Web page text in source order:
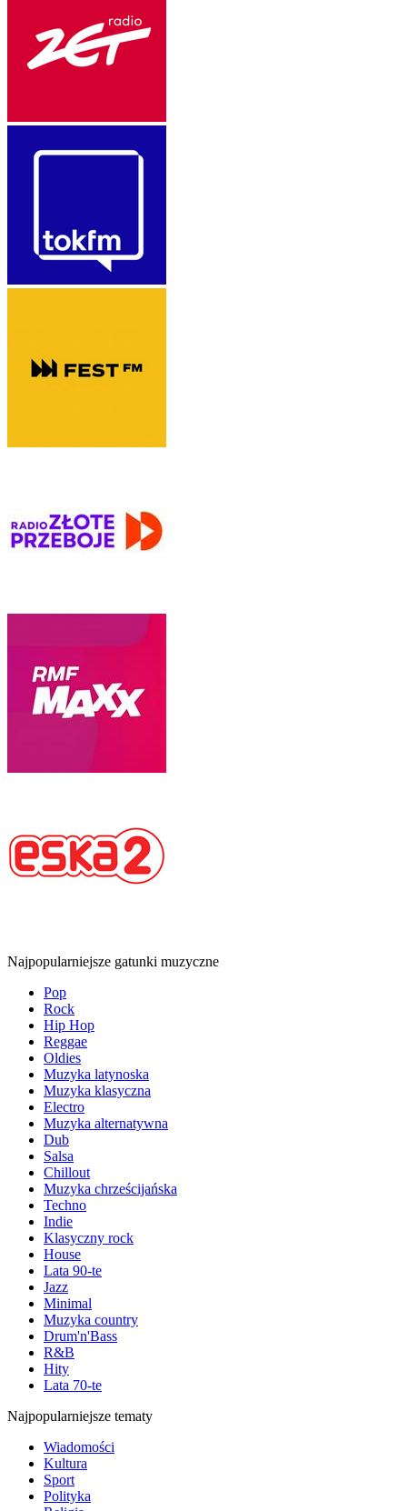
Najpopularniejsze gatunki muzyczne
Pop
Rock
Hip Hop
Reggae
Oldies
Muzyka latynoska
Muzyka klasyczna
Electro
Muzyka alternatywna
Dub
Salsa
Chillout
Muzyka chrześcijańska
Techno
Indie
Klasyczny rock
House
Lata 90-te
Jazz
Minimal
Muzyka country
Drum'n'Bass
R&B
Hity
Lata 70-te
Najpopularniejsze tematy
Wiadomości
Kultura
Sport
Polityka